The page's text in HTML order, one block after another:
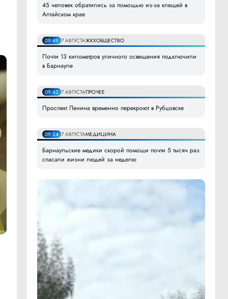
45 человек обратились за помощью из-за клещей в
Алтайском крае
09:49 7 АВГУСТАЖКХОБЩЕСТВО
Почти 13 километров уличного освещения подключили
в Барнауле
09:42 7 АВГУСТАПРОЧЕЕ
Проспект Ленина временно перекроют в Рубцовске
09:24 7 АВГУСТАМЕДИЦИНА
Барнаульские медики скорой помощи почти 5 тысяч раз
спасали жизни людей за неделю